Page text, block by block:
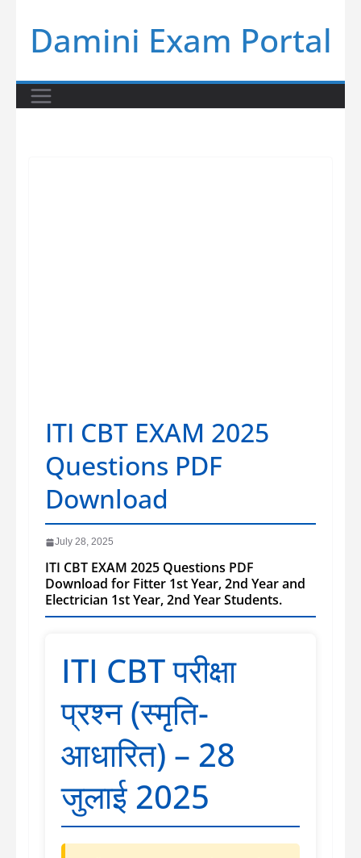
content
Damini Exam Portal
ITI CBT EXAM 2025
Questions PDF
Download
July 28, 2025
ITI CBT EXAM 2025 Questions PDF
Download for Fitter 1st Year, 2nd Year and
Electrician 1st Year, 2nd Year Students.
ITI CBT परीक्षा
प्रश्न (स्मृति-
आधारित) – 28
जुलाई 2025